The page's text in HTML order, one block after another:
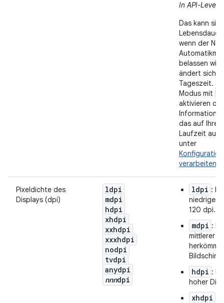
In API-Level
Das kann
Lebensdauer
wenn der
belassen
ändert sich
Tageszeit.
Modus mit
aktivieren
das auf Ihre
Laufzeit
unter
verarbeiten
Pixeldichte des
Displays (dpi)
ldpi
mdpi
hdpi
xhdpi
xxhdpi
xxxhdpi
nodpi
tvdpi
anydpi
nnndpi
ldpi :
niedriger
120 dpi.
mdpi :
mittlerer
hdpi :
hoher
xhdpi